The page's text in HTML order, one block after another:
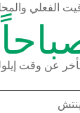
الفعلي
عن وقت إيلوليسات